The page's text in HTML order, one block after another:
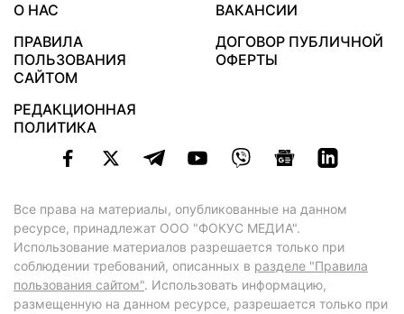
О НАС
ВАКАНСИИ
ПРАВИЛА
ПОЛЬЗОВАНИЯ
САЙТОМ
ДОГОВОР ПУБЛИЧНОЙ
ОФЕРТЫ
РЕДАКЦИОННАЯ
ПОЛИТИКА
Все права на материалы, опубликованные на данном
ресурсе, принадлежат ООО "ФОКУС МЕДИА".
Использование материалов разрешается только при
соблюдении требований, описанных в разделе "Правила
пользования сайтом". Использовать информацию,
размещенную на данном ресурсе, разрешается только при